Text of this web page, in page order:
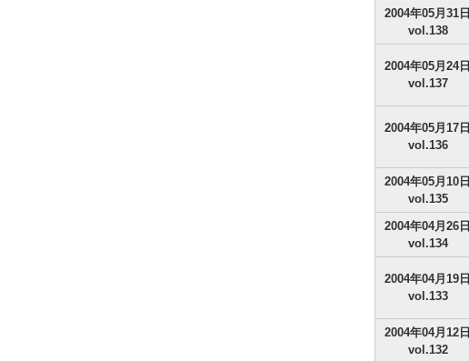
2004年05月31日
vol.138
2004年05月24日
vol.137
2004年05月17日
vol.136
2004年05月10日
vol.135
2004年04月26日
vol.134
2004年04月19日
vol.133
2004年04月12日
vol.132